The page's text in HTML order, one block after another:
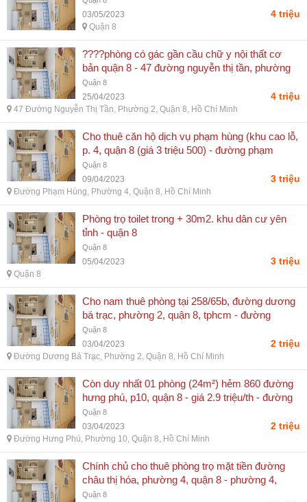
03/05/2023 4 triệu
Quận 8
????phòng có gác gần cầu chữ y nội thất cơ
bản quận 8 - 47 đường nguyễn thị tần, phường
2, quận 8, hồ chí minh
Quận 8
25/04/2023 4 triệu
47 Đường Nguyễn Thị Tần, Phường 2, Quận 8, Hồ Chí Minh
Cho thuê căn hộ dịch vụ phạm hùng (khu cao lỗ,
p. 4, quận 8 (giá 3 triệu 500) - đường phạm
hùng, phường 4, quận 8, hồ chí minh
Quận 8
09/04/2023 3 triệu
Đường Phạm Hùng, Phường 4, Quận 8, Hồ Chí Minh
Phòng trọ toilet trong + 30m2. khu dân cư yên
tỉnh - quận 8
Quận 8
05/04/2023 3 triệu
Quận 8
Cho nam thuê phòng tại 258/65b, đường dương
bá trạc, phường 2, quận 8, tphcm - đường
dương bá trạc, phường 2, quận 8, hồ chí minh
Quận 8
03/04/2023 2 triệu
Đường Dương Bá Trạc, Phường 2, Quận 8, Hồ Chí Minh
Còn duy nhất 01 phòng (24m²) hẻm 860 đường
hưng phú, p10, quận 8 - giá 2.9 triệu/th - đường
hưng phú, phường 10, quận 8, hồ chí minh
Quận 8
03/04/2023 2 triệu
Đường Hưng Phú, Phường 10, Quận 8, Hồ Chí Minh
Chính chủ cho thuê phòng trọ mặt tiền đường
châu thị hóa, phường 4, quận 8 - phường 4,
quận 8, hồ chí minh
Quận 8